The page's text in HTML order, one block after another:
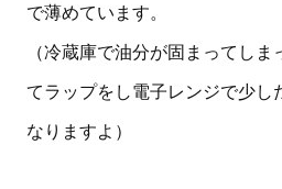
で薄めています。
（冷蔵庫で油分が固まってし
てラップをし電子レンジで少し
なりますよ）